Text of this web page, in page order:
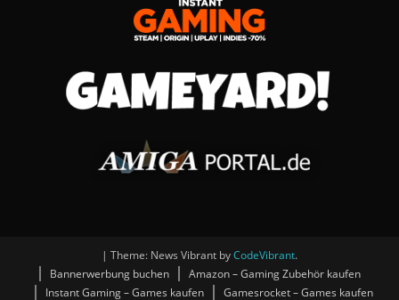
| Theme: News Vibrant byCodeVibrant.
Bannerwerbung buchen
Amazon – Gaming Zubehör kaufen
Instant Gaming – Games kaufen
Gamesrocket – Games kaufen